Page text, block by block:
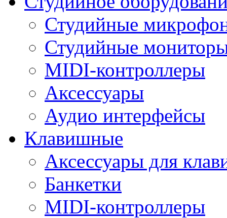
Студийные
Студийные
MIDI-контроллеры
Аксессуары
Аудио интерфейсы
Клавишные
Аксессуары для
Банкетки
MIDI-контроллеры